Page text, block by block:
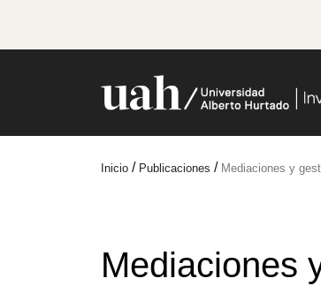
Inicio / Publicaciones / Mediaciones y
Mediaciones